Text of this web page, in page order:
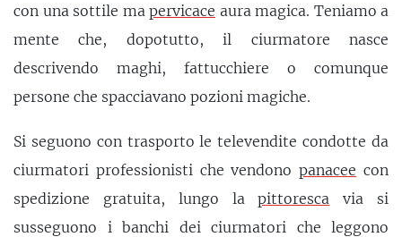
con una sottile ma pervicace aura magica. Teniamo a
mente che, dopotutto, il ciurmatore nasce
descrivendo maghi, fattucchiere o comunque
persone che spacciavano pozioni magiche.
Si seguono con trasporto le televendite condotte da
ciurmatori professionisti che vendonopanacee con
spedizione gratuita, lungo lapittoresca via si
susseguono i banchi dei ciurmatori che leggono